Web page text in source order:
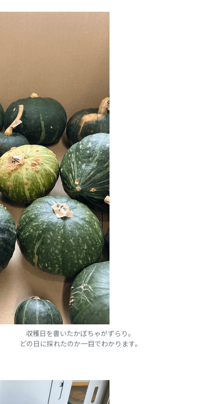
収穫日を書いたかぼちゃがずらり。
どの日に採れたのか一目でわかります。